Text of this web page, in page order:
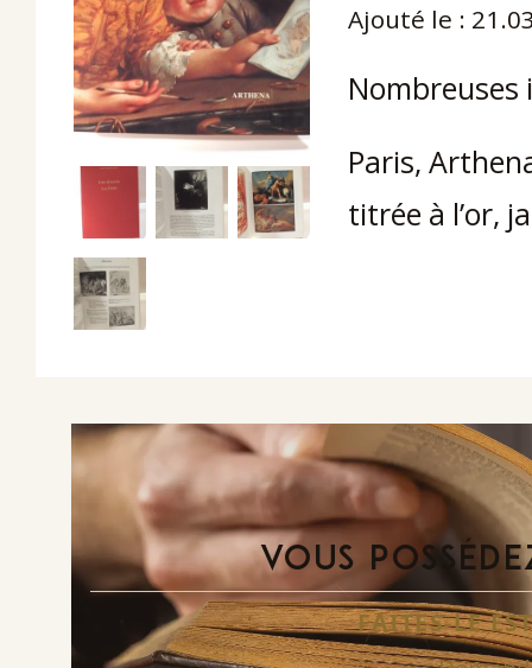
Ajouté le :
Paris,
titrée à l’or,
VOUS
FAITES-LE